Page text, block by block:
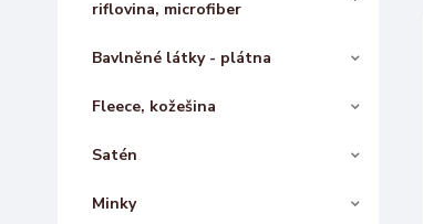
riflovina, microfiber
Bavlněné látky - plátna
Fleece, kožešina
Satén
Minky